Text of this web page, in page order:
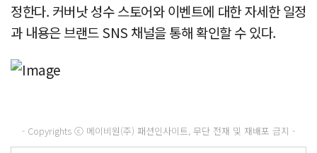
정한다. 커버낫 성수 스토어와 이벤트에 대한 자세한 일정
과 내용은 브랜드 SNS 채널을 통해 확인할 수 있다.
- Copyrights ⓒ 메이비원(주) 패션인사이트, 무단 전재 및 재배포 금지 -